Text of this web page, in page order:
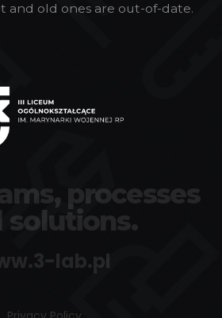
and old ones are out-of-date.
processes
solutions.
lab.pl